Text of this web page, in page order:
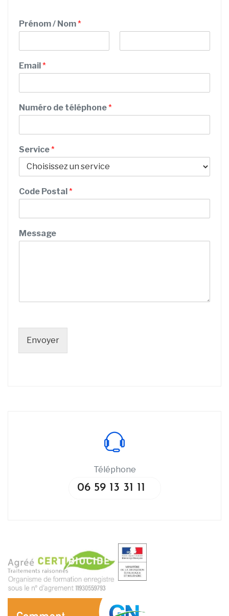
Prénom / Nom*
r
é
m
Email*
Numéro de téléphone*
Service*
E
m
i
d
Code Postal*
Message
Envoyer
Téléphone
06 59 13 31 11